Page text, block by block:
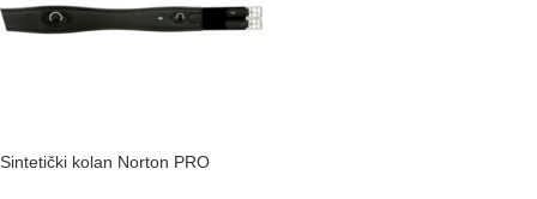
Sintetički kolan Norton PRO